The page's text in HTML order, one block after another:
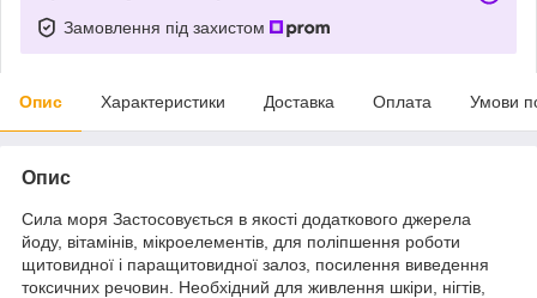
Замовлення під захистом
Опис Характеристики Доставка Оплата Умови
Опис
Сила моря Застосовується в якості додаткового джерела
йоду, вітамінів, мікроелементів, для поліпшення роботи
щитовидної і паращитовидної залоз, посилення виведення
токсичних речовин. Необхідний для живлення шкіри, нігтів,